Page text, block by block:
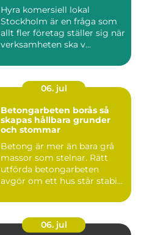
Hyra komersiell lokal
Stockholm är en fråga som
allt fler företag ställer sig när
verksamheten ska v...
06. jul
Betongarbeten borås så
skapas hållbara grunder
och stommar
Betong är mer än bara grå
massor som stelnar. Rätt
utförda betongarbeten
avgör om ett hus står stabi...
06. jul